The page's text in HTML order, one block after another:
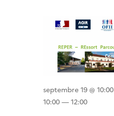
septembre 19 @ 10:00
10:00 — 12:00